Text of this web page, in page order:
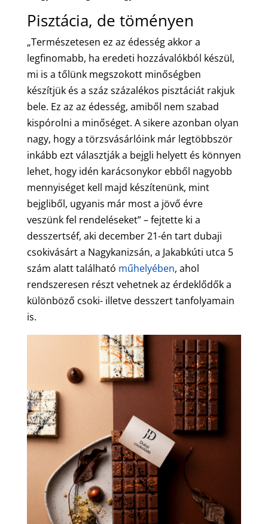
Pisztácia, de töményen
„Természetesen ez az édesség akkor a
legfinomabb, ha eredeti hozzávalókból készül,
mi is a tőlünk megszokott minőségben
készítjük és a száz százalékos pisztáciát rakjuk
bele. Ez az az édesség, amiből nem szabad
kispórolni a minőséget. A sikere azonban olyan
nagy, hogy a törzsvásárlóink már legtöbbször
inkább ezt választják a bejgli helyett és könnyen
lehet, hogy idén karácsonykor ebből nagyobb
mennyiséget kell majd készítenünk, mint
bejgliből, ugyanis már most a jövő évre
veszünk fel rendeléseket” – fejtette ki a
desszertséf, aki december 21-én tart dubaji
csokivásárt a Nagykanizsán, a Jakabkúti utca 5
szám alatt található műhelyében, ahol
rendszeresen részt vehetnek az érdeklődők a
különböző csoki- illetve desszert tanfolyamain
is.